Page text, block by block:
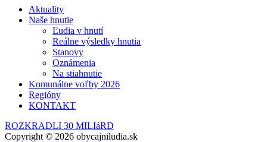
Aktuality
Naše hnutie
Ľudia v hnutí
Reálne výsledky hnutia
Stanovy
Oznámenia
Na stiahnutie
Komunálne voľby 2026
Regióny
KONTAKT
ROZKRADLI 30 MILIáRD
Copyright © 2026 obycajniludia.sk